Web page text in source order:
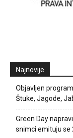
Najnovije
Objavljen
Štuke, Jagode,
Green Day
snimci emituju se